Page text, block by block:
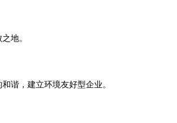
地。
谐，建立环境友好型企业。